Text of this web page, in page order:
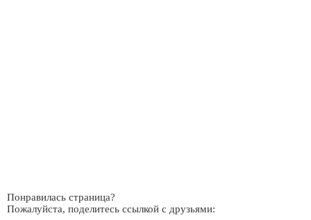
Понравилась страница?
Пожалуйста, поделитесь ссылкой с друзьями: